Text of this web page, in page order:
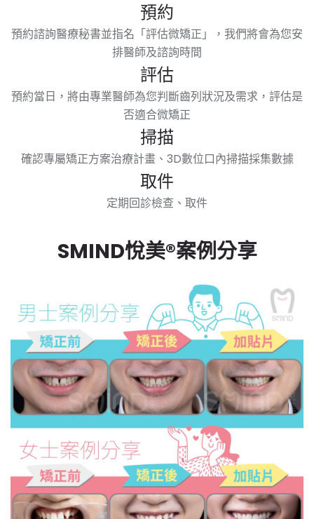
預約
預約諮詢醫療秘書並指名「評估微矯正」，我們將會為您安
排醫師及諮詢時間
評估
預約當日，將由專業醫師為您判斷齒列狀況及需求，評估是
否適合微矯正
掃描
確認專屬矯正方案治療計畫、3D數位口內掃描採集數據
取件
定期回診檢查、取件
SMIND悅美®案例分享